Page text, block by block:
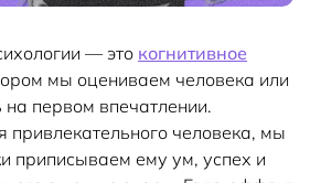
— это когнитивное
мы оцениваем человека или
первом впечатлении.
привлекательного человека, мы
приписываем ему ум, успех и